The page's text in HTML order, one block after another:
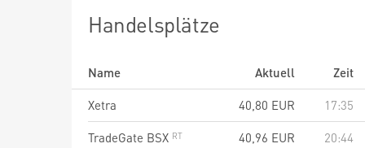
Handelsplätze
Name Aktuell
Zeit
Xetra
40,80 EUR
17:35
TradeGate BSX
40,96 EUR
20:44